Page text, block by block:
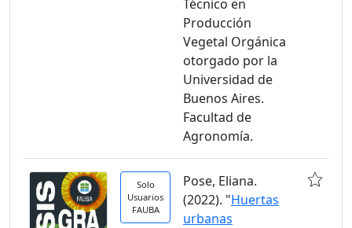
Técnico en
Producción
Vegetal Orgánica
otorgado por la
Universidad de
Buenos Aires.
Facultad de
Agronomía.
Solo
Usuarios
FAUBA
Pose, Eliana.
(2022). "Huertas
urbanas